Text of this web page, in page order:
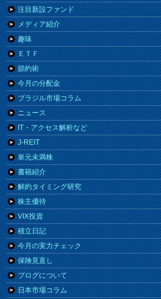
注目新設ファンド
メディア紹介
趣味
ＥＴＦ
節約術
今月の分配金
ブラジル市場コラム
ニュース
IT・アクセス解析など
J-REIT
単元未満株
書籍紹介
解約タイミング研究
株主優待
VIX投資
積立日記
今月の実力チェック
保険見直し
ブログについて
日本市場コラム